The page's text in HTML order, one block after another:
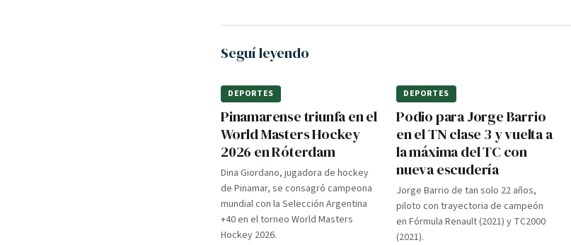
Seguí leyendo
DEPORTES
Pinamarense triunfa en el
World Masters Hockey
2026 en Róterdam
Dina Giordano, jugadora de hockey
de Pinamar, se consagró campeona
mundial con la Selección Argentina
+40 en el torneo World Masters
Hockey 2026.
DEPORTES
Podio para Jorge Barrio
en el TN clase 3 y vuelta a
la máxima del TC con
nueva escudería
Jorge Barrio de tan solo 22 años,
piloto con trayectoria de campeón
en Fórmula Renault (2021) y TC2000
(2021).